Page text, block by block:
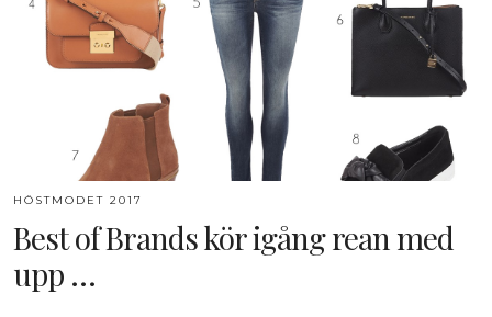
HÖSTMODET 2017
Best of Brands kör igång rean med
upp …